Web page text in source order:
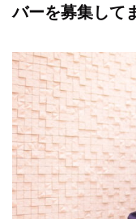
バーを募集して